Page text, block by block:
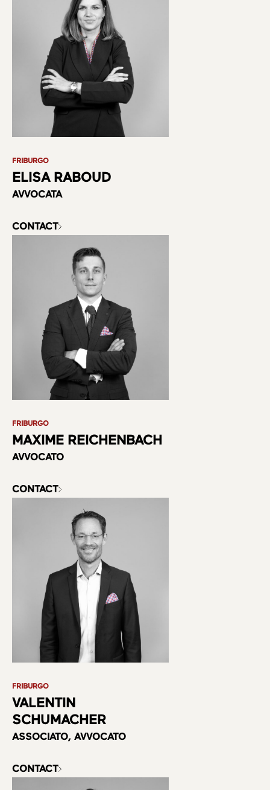
FRIBURGO
ELISA RABOUD
AVVOCATA
CONTACT
FRIBURGO
MAXIME REICHENBACH
AVVOCATO
CONTACT
FRIBURGO
VALENTIN
SCHUMACHER
ASSOCIATO, AVVOCATO
CONTACT